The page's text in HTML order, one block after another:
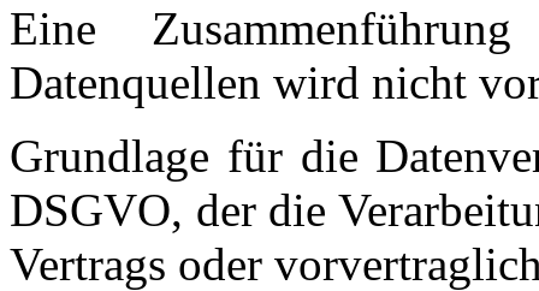
Eine
Datenquellen wird nicht
Grundlage für die
DSGVO, der die
Vertrags oder